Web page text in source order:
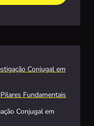
Conjugal em
Fundamentais
Conjugal em